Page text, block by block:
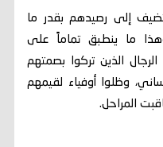
تضيف إلى رصيدهم بقدر ما
ما ينطبق تماماً على
الذين تركوا بصمتهم
وظلوا أوفياء لقيمهم
المراحل.